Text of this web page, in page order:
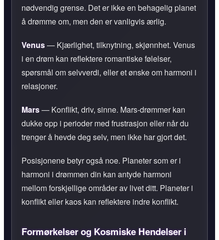
nødvendig grense. Det er ikke en behagelig planet
å drømme om, men den er vanligvis ærlig.
Venus— Kjærlighet, tilknytning, skjønnhet. Venus
i en drøm kan reflektere romantiske følelser,
spørsmål om selvverdi, eller et ønske om harmoni i
relasjoner.
Mars— Konflikt, driv, sinne. Mars-drømmer kan
dukke opp i perioder med frustrasjon eller når du
trenger å hevde deg selv, men ikke har gjort det.
Posisjonene betyr også noe. Planeter som er i
harmoni i drømmen din kan antyde harmoni
mellom forskjellige områder av livet ditt. Planeter i
konflikt eller kaos kan reflektere indre konflikt.
Formørkelser og Kosmiske Hendelser i